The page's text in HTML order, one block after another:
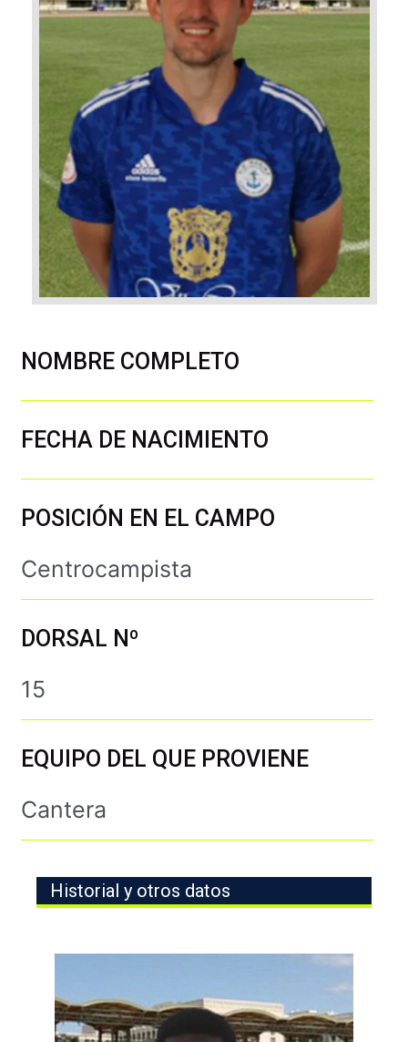
NOMBRE COMPLETO
FECHA DE NACIMIENTO
POSICIÓN EN EL CAMPO
Centrocampista
DORSAL Nº
15
EQUIPO DEL QUE PROVIENE
Cantera
Historial y otros datos